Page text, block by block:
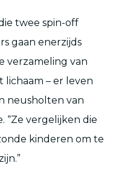
twee spin-off
gaan enerzijds
verzameling van
lichaam – er leven
neusholten van
“Ze vergelijken die
kinderen om te